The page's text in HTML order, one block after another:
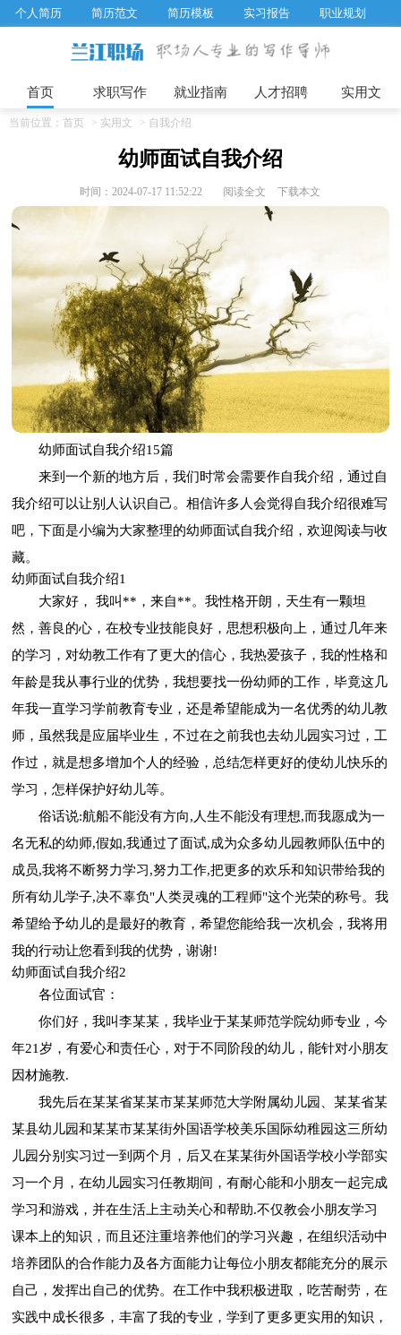
个人简历 简历范文 简历模板 实习报告
职业规划
求职面试题目
招聘选拔 企业文化
工作计划
首页 求职写作 就业指南 人才招聘 实用文
当前位置： 首页 > 实用文 > 自我介绍
幼师面试自我介绍
时间：2024-07-17 11:52:22 阅读全文 下载本文
幼师面试自我介绍15篇
来到一个新的地方后，我们时常会需要作自我介绍，通过自
我介绍可以让别人认识自己。相信许多人会觉得自我介绍很难写
吧，下面是小编为大家整理的幼师面试自我介绍，欢迎阅读与收
藏。
幼师面试自我介绍1
大家好， 我叫**，来自**。我性格开朗，天生有一颗坦
然，善良的心，在校专业技能良好，思想积极向上，通过几年来
的学习，对幼教工作有了更大的信心，我热爱孩子，我的性格和
年龄是我从事行业的优势，我想要找一份幼师的工作，毕竟这几
年我一直学习学前教育专业，还是希望能成为一名优秀的幼儿教
师，虽然我是应届毕业生，不过在之前我也去幼儿园实习过，工
作过，就是想多增加个人的经验，总结怎样更好的使幼儿快乐的
学习，怎样保护好幼儿等。
俗话说:航船不能没有方向,人生不能没有理想,而我愿成为一
名无私的幼师,假如,我通过了面试,成为众多幼儿园教师队伍中的
成员,我将不断努力学习,努力工作,把更多的欢乐和知识带给我的
所有幼儿学子,决不辜负"人类灵魂的工程师"这个光荣的称号。我
希望给予幼儿的是最好的教育，希望您能给我一次机会，我将用
我的行动让您看到我的优势，谢谢!
幼师面试自我介绍2
各位面试官：
你们好，我叫李某某，我毕业于某某师范学院幼师专业，今
年21岁，有爱心和责任心，对于不同阶段的幼儿，能针对小朋友
因材施教.
我先后在某某省某某市某某师范大学附属幼儿园、某某省某
某县幼儿园和某某市某某街外国语学校美乐国际幼稚园这三所幼
儿园分别实习过一到两个月，后又在某某街外国语学校小学部实
习一个月，在幼儿园实习任教期间，有耐心能和小朋友一起完成
学习和游戏，并在生活上主动关心和帮助.不仅教会小朋友学习
课本上的知识，而且还注重培养他们的学习兴趣，在组织活动中
培养团队的合作能力及各方面能力让每位小朋友都能充分的展示
自己，发挥出自己的优势。在工作中我积极进取，吃苦耐劳，在
实践中成长很多，丰富了我的专业，学到了更多更实用的知识，